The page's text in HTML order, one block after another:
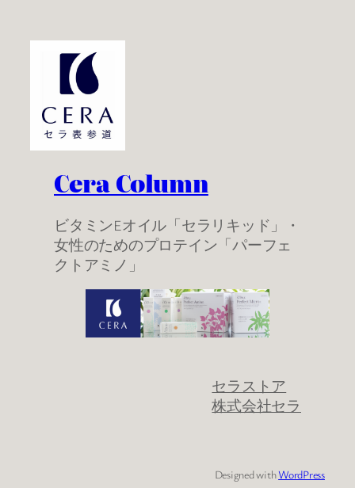
Cera Column
ビタミンEオイル「セラリキッド」・
女性のためのプロテイン「パーフェ
クトアミノ」
セラストア
株式会社セラ
Designed withWordPress